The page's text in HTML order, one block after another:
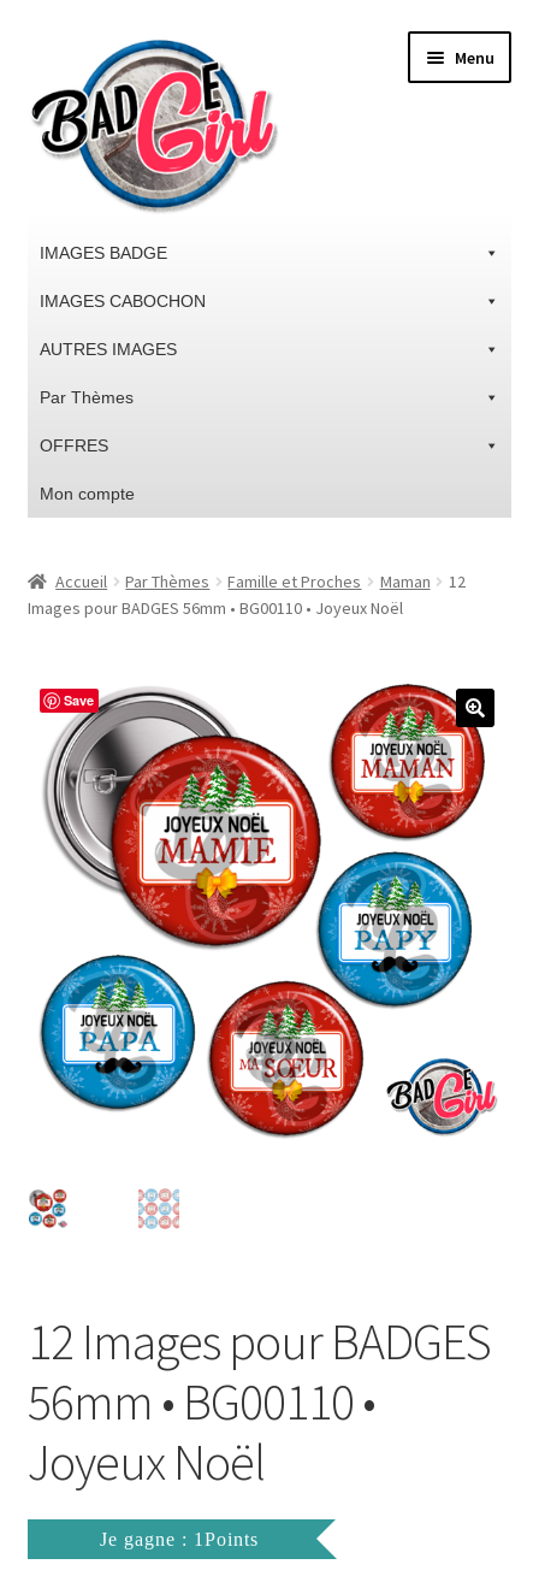
la
navigation
contenu
Menu
IMAGES BADGE
IMAGES CABOCHON
AUTRES IMAGES
Par Thèmes
OFFRES
Mon compte
#1298 (pas de titre)
#5610 (pas de titre)
#5740 (pas de titre)
Acheter ma Machine à Badge
CODES PROMOS
Conditions Générales de Vente
Mon compte
Politique de Confidentialité
Validation de la commande
Accueil Par Thèmes Famille et Proches Maman
12
Images pour BADGES 56mm • BG00110 • Joyeux Noël
Save
12 Images pour BADGES
56mm • BG00110 •
Joyeux Noël
Je gagne : 1Points